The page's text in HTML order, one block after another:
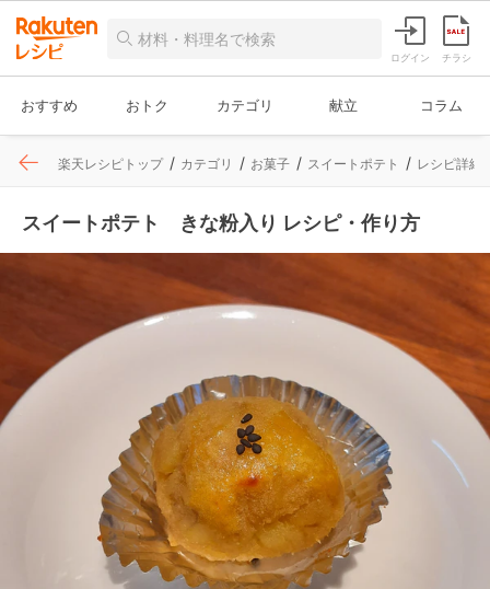
ログイン チラシ
おすすめ おトク カテゴリ 献立 コラム
楽天レシピトップ カテゴリ お菓子 スイートポテト レシピ詳細
スイートポテト きな粉入り レシピ・作り方